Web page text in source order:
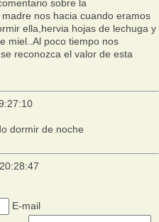
sobre la
nos hacia cuando eramos
ella,hervia hojas de lechuga y
miel..Al poco tiempo nos
reconozca el valor de esta
dormir de noche
E-mail